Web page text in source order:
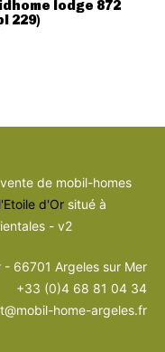
lodge 872
229)
de mobil-homes
d'Or situé à
- v2
66701 Argeles sur Mer
+33 (0)4 68 81 04 34
home-argeles.fr